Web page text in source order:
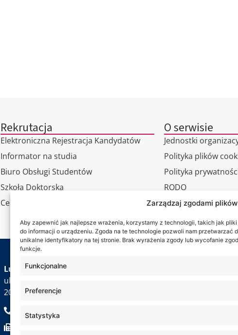
Zarządzaj zgodami
Aby zapewnić jak najlepsze wrażenia, korzystamy z technologii, takich jak
do informacji o urządzeniu. Zgoda na te technologie pozwoli nam przetwarzać
unikalne identyfikatory na tej stronie. Brak wyrażenia zgody lub wycofanie
funkcje.
Funkcjonalne
Preferencje
Statystyka
Rekrutacja
Elektroniczna Rejestracja Kandydatów
Informator na studia
Biuro Obsługi Studentów
Szkoła Doktorska
Centrum Studiów Podyplomowych
O serwisie
Jednostki
Polityka plików
Polityka
RODO
Wirtualny spacer
Kontakt
Lubelska Akademia WSEI
ul. Projektowa 4
20-209 Lublin
+48 81 749 17 70